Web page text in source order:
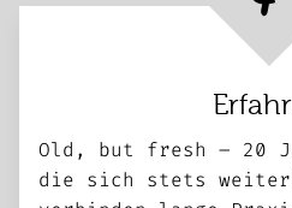
Old, but fresh – 20
die sich stets